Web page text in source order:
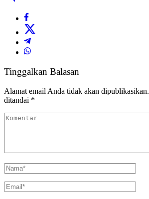
Tinggalkan Balasan
Alamat email Anda tidak akan dipublikasikan.
ditandai *